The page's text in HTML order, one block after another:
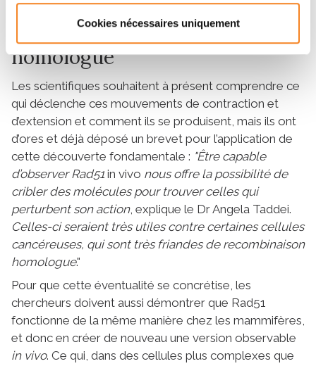
Cookies nécessaires uniquement
"accros" à la recombinaison
homologue
Les scientifiques souhaitent à présent comprendre ce
qui déclenche ces mouvements de contraction et
d’extension et comment ils se produisent, mais ils ont
d’ores et déjà déposé un brevet pour l’application de
cette découverte fondamentale : "Être capable
d’observer Rad51 in vivo nous offre la possibilité de
cribler des molécules pour trouver celles qui
perturbent son action, explique le Dr Angela Taddei.
Celles-ci seraient très utiles contre certaines cellules
cancéreuses, qui sont très friandes de recombinaison
homologue."
Pour que cette éventualité se concrétise, les
chercheurs doivent aussi démontrer que Rad51
fonctionne de la même manière chez les mammifères,
et donc en créer de nouveau une version observable
in vivo. Ce qui, dans des cellules plus complexes que